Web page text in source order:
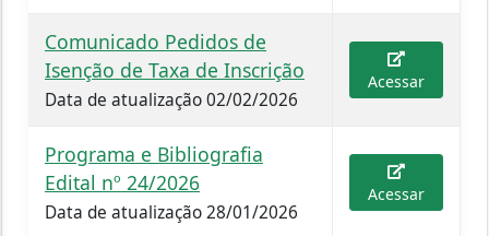
Comunicado Pedidos de
Isenção de Taxa de Inscrição
Data de atualização 02/02/2026
Acessar
Programa e Bibliografia
Edital nº 24/2026
Data de atualização 28/01/2026
Acessar